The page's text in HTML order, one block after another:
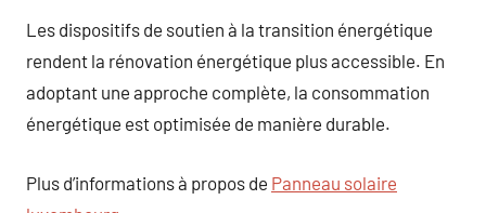
Les dispositifs de soutien à la transition énergétique
rendent la rénovation énergétique plus accessible. En
adoptant une approche complète, la consommation
énergétique est optimisée de manière durable.
Plus d’informations à propos de Panneau solaire